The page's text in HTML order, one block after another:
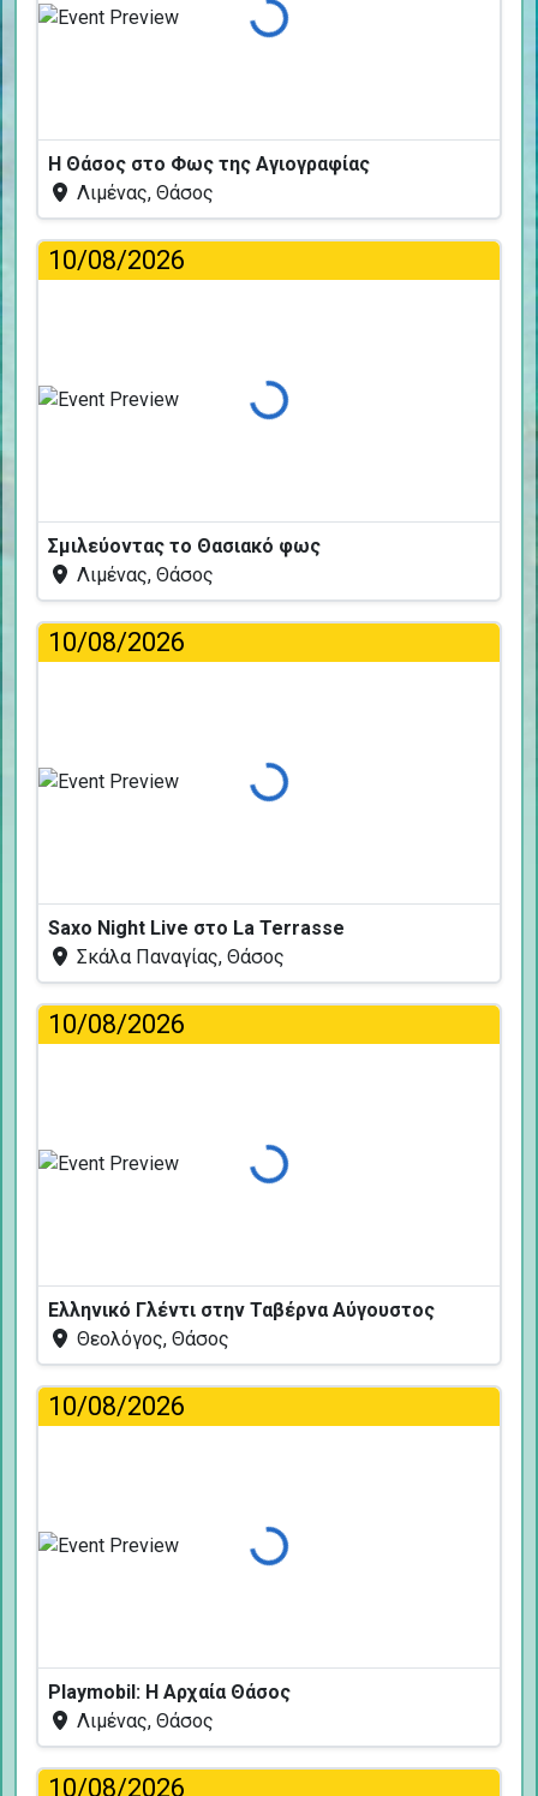
Φόρτωση...
Η Θάσος στο Φως της Αγιογραφίας
Λιμένας, Θάσος
10/08/2026
Φόρτωση...
Σμιλεύοντας το Θασιακό φως
Λιμένας, Θάσος
10/08/2026
Φόρτωση...
Saxo Night Live στο La Terrasse
Σκάλα Παναγίας, Θάσος
10/08/2026
Φόρτωση...
Ελληνικό Γλέντι στην Ταβέρνα Αύγουστος
Θεολόγος, Θάσος
10/08/2026
Φόρτωση...
Playmobil: Η Αρχαία Θάσος
Λιμένας, Θάσος
10/08/2026